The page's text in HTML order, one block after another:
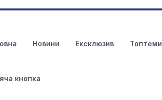
Новини Ексклюзив Топтеми
кнопка